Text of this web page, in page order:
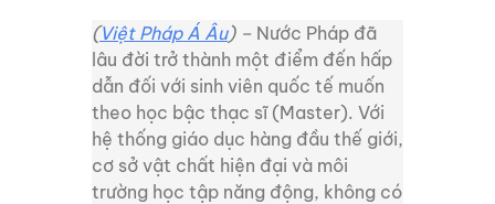
(Việt Pháp Á Âu) – Nước Pháp đã
lâu đời trở thành một điểm đến hấp
dẫn đối với sinh viên quốc tế muốn
theo học bậc thạc sĩ (Master). Với
hệ thống giáo dục hàng đầu thế giới,
cơ sở vật chất hiện đại và môi
trường học tập năng động, không có